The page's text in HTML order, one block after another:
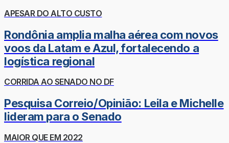
APESAR DO ALTO CUSTO
Rondônia amplia malha aérea com novos
voos da Latam e Azul, fortalecendo a
logística regional
CORRIDA AO SENADO NO DF
Pesquisa Correio/Opinião: Leila e Michelle
lideram para o Senado
MAIOR QUE EM 2022